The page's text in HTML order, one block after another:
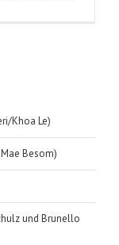
Gieni);
Khoa Le)
Besom)
und Brunello